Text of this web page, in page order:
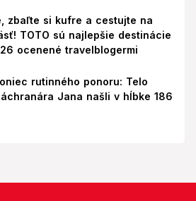
zbaľte si kufre a cestujte na
TOTO sú najlepšie destinácie
ocenené travelblogermi
rutinného ponoru: Telo
Jana našli v hĺbke 186